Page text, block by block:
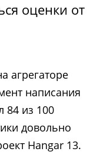
оценки от
агрегаторе
написания
84 из 100
довольно
Hangar 13.